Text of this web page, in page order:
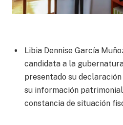
Libia Dennise García
candidata a la
presentado su
su información
constancia de situación